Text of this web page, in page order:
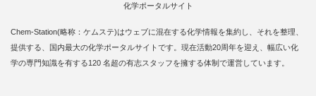
化学ポータルサイト
Chem-Station(略称：ケムステ)はウェブに混在する化学情報を集約し、それを整理、
提供する、国内最大の化学ポータルサイトです。現在活動20周年を迎え、幅広い化
学の専門知識を有する120 名超の有志スタッフを擁する体制で運営しています。